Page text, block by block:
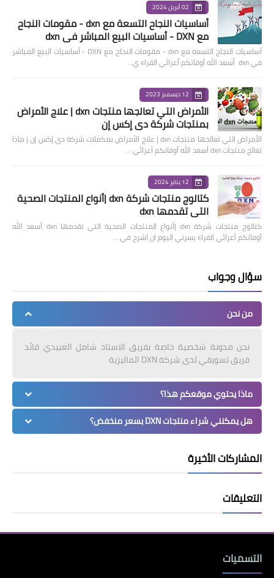
02 أبريل 2024
أساسيات النجاح التسعة مع dxn - مقومات النجاح
مع DXN - أساسيات البيع المباشر في dxn
أساسيات النجاح التسعة مع dxn - مقومات النجاح مع DXN - أساسيات البيع المباشر
في dxn أسعد الله أوقاتكم أعزائي القراء ي…
12 ديسمبر 2023
الأمراض التي تعالجها منتجات dxn | علاج الأمراض
بمنتجات شركة دي إكس إن
الأمراض التي تعالجها منتجات dxn | علاج الأمراض بمكملات شركة دي إكس إن | ماذا
تعالج منتجات dxn أسعد الله أوقاتكم أعزائي …
12 يناير 2024
كتالوج منتجات شركة dxn |أنواع المنتجات الصحية
التي تقدمها dxn
كتالوج منتجات شركة dxn |أنواع المنتجات الصحية التي تقدمها dxn أسعد الله
أوقاتكم أعزائي القراء يسرني اليوم ان اشرح في …
سؤال وجواب
من نحن
نحن مدونة شخصية خاصة بفريق الاستاذ شامل العبيدي قائد
فريق تسويقي لدى شركة DXN الماليزية
ماذا يحتوي موقعكم هذا؟
هل يمكنني شراء منتجات DXN بسعر منخفض؟
المشاركات الأخيرة
التعليقات
التسميات